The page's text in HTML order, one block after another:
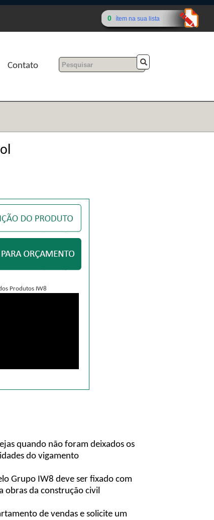
0 ítem na sua lista
Contato
Produtos IW8
quando não foram deixados os
do vigamento
Grupo IW8 deve ser fixado com
obras da construção civil
de vendas e solicite um